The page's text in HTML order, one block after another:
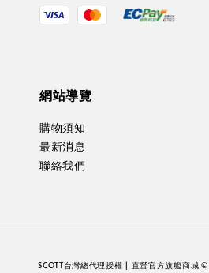
網站導覽
購物須知
最新消息
聯絡我們
SCOTT台灣總代理授權 | 直營官方旗艦商城